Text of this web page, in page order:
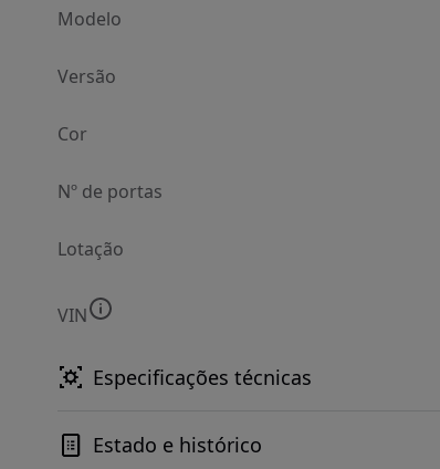
Modelo
Versão
Cor
Nº de portas
Lotação
VIN
Especificações técnicas
Estado e histórico